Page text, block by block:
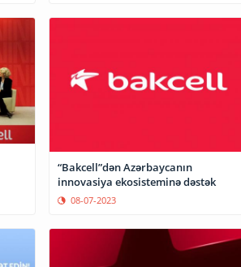
“Bakcell”dən Azərbaycanın
innovasiya ekosisteminə dəstək
08-07-2023